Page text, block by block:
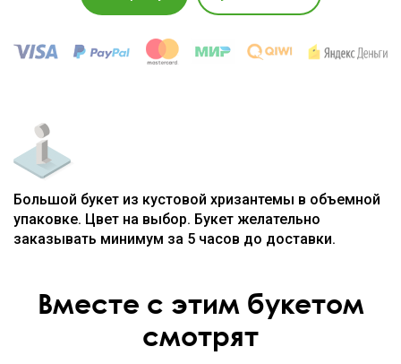
Большой букет из кустовой хризантемы в объемной
упаковке. Цвет на выбор. Букет желательно
заказывать минимум за 5 часов до доставки.
Вместе с этим букетом
смотрят